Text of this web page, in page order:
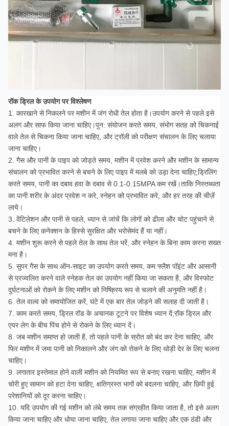
रॉक ड्रिल के उपयोग पर विश्लेषण
1. कारखाने से निकलने पर मशीन में जंग रोधी तेल होता है।उपयोग करने से पहले इसे
अलग और साफ किया जाना चाहिए।पुन: संयोजन करते समय, संभोग सतह को चिकनाई
वाले तेल से चिकना किया जाना चाहिए, और ट्रॉली को परीक्षण संचालन के लिए चलाया
जाना चाहिए।
2. गैस और पानी के पाइप को जोड़ते समय, मशीन में प्रवेश करने और मशीन के सामान्य
संचालन को प्रभावित करने से बचने के लिए पाइप में मलबे को उड़ा देना चाहिए;ड्रिलिंग
करते समय, पानी का दबाव हवा के दबाव से 0.1-0.15MPA कम रखें।ताकि निस्तब्धता
का पानी शरीर के अंदर प्रवेश न करे, स्नेहन को प्रभावित करे, और हर तरह की चीज़ें
लाये।
3. वेंटिलेशन और पानी से पहले, ध्यान से जांचें कि लोगों को ढीला और चोट पहुंचाने से
बचने के लिए कनेक्शन के हिस्से सुरक्षित और भरोसेमंद हैं या नहीं।
4. मशीन शुरू करने से पहले तेल के साथ तेल भरें, और स्नेहन के बिना काम करना सख्त
मना है।
5. सुपर गैस के साथ ऑन-साइट का उपयोग करते समय, कम फ्लैश पॉइंट और आसानी
से प्रज्वलित करने वाले स्नेहक तेल का उपयोग नहीं किया जा सकता है, और विस्फोट
दुर्घटनाओं को रोकने के लिए मशीन को निष्क्रिय रूप से चलाने की अनुमति नहीं है।
6. तेल वाल्व को समायोजित करें, घंटे में एक बार तेल जोड़ने की सलाह दी जाती है।
7. काम करते समय, ड्रिल रॉड के अचानक टूटने पर विशेष ध्यान दें;रॉक ड्रिल और
एयर लेग के बीच पिंच होने से रोकने के लिए ध्यान दें।
8. जब मशीन समाप्त हो जाती है, तो पहले पानी के स्रोत को बंद कर देना चाहिए, और
फिर मशीन में जमा पानी को निकालने और जंग को रोकने के लिए थोड़ी देर के लिए चलना
चाहिए।
9. लगातार इस्तेमाल होने वाली मशीन को नियमित रूप से बनाए रखना चाहिए, मशीन में
चोरी हुए सामान को हटा देना चाहिए, क्षतिग्रस्त भागों को बदलना चाहिए, और छिपी हुई
परेशानियों को दूर करना चाहिए।
10. यदि उपयोग की गई मशीन को लंबे समय तक संग्रहीत किया जाता है, तो इसे अलग
किया जाना चाहिए और धोया जाना चाहिए, तेल लगाया जाना चाहिए और एक ठंडी और